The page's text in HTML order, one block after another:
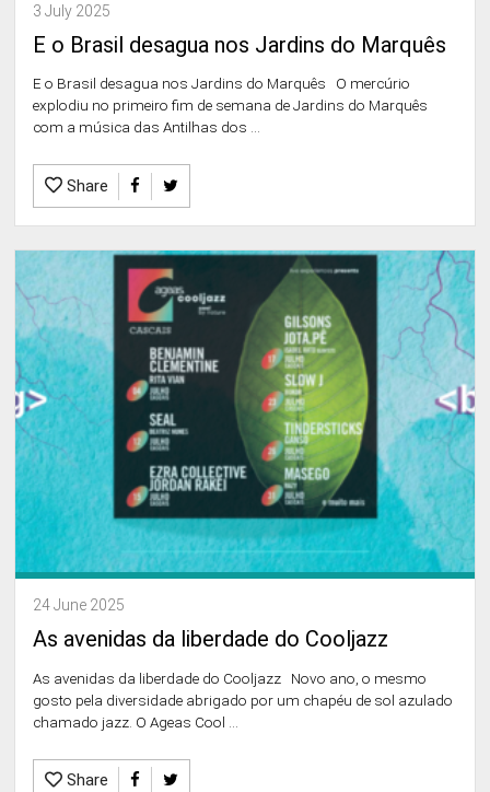
3 July 2025
E o Brasil desagua nos Jardins do Marquês
E o Brasil desagua nos Jardins do Marquês O mercúrio
explodiu no primeiro fim de semana de Jardins do Marquês
com a música das Antilhas dos ...
Share
24 June 2025
As avenidas da liberdade do Cooljazz
As avenidas da liberdade do Cooljazz Novo ano, o mesmo
gosto pela diversidade abrigado por um chapéu de sol azulado
chamado jazz. O Ageas Cool ...
Share